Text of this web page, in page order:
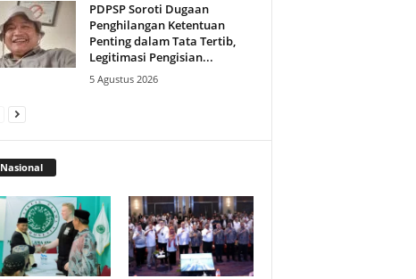
PDPSP Soroti Dugaan
Penghilangan Ketentuan
Penting dalam Tata Tertib,
Legitimasi Pengisian...
5 Agustus 2026
Nasional